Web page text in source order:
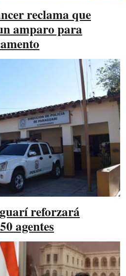
reclama que
amparo para
reforzará
agentes